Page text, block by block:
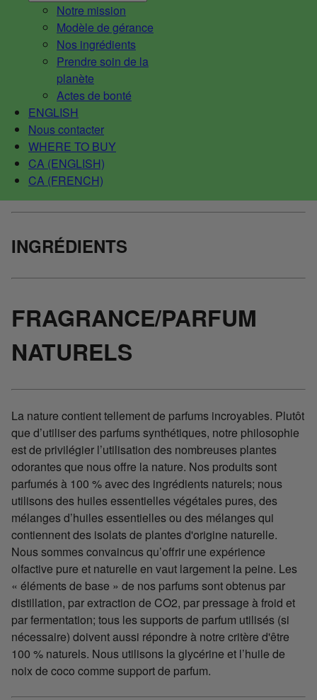
Notre mission
Modèle de gérance
Nos ingrédients
Prendre soin de la
planète
Actes de bonté
ENGLISH
Nous contacter
WHERE TO BUY
CA (ENGLISH)
CA (FRENCH)
INGRÉDIENTS
FRAGRANCE/PARFUM
NATURELS
La nature contient tellement de parfums incroyables. Plutôt
que d’utiliser des parfums synthétiques, notre philosophie
est de privilégier l’utilisation des nombreuses plantes
odorantes que nous offre la nature. Nos produits sont
parfumés à 100 % avec des ingrédients naturels; nous
utilisons des huiles essentielles végétales pures, des
mélanges d’huiles essentielles ou des mélanges qui
contiennent des isolats de plantes d'origine naturelle.
Nous sommes convaincus qu’offrir une expérience
olfactive pure et naturelle en vaut largement la peine. Les
« éléments de base » de nos parfums sont obtenus par
distillation, par extraction de CO2, par pressage à froid et
par fermentation; tous les supports de parfum utilisés (si
nécessaire) doivent aussi répondre à notre critère d'être
100 % naturels. Nous utilisons la glycérine et l’huile de
noix de coco comme support de parfum.